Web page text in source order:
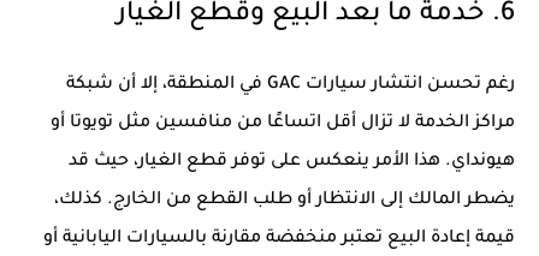
6. خدمة ما بعد البيع وقطع الغيار
رغم تحسن انتشار سيارات GAC في المنطقة، إلا أن شبكة
مراكز الخدمة لا تزال أقل اتساعًا من منافسين مثل تويوتا أو
هيونداي. هذا الأمر ينعكس على توفر قطع الغيار، حيث قد
يضطر المالك إلى الانتظار أو طلب القطع من الخارج. كذلك،
قيمة إعادة البيع تعتبر منخفضة مقارنة بالسيارات اليابانية أو